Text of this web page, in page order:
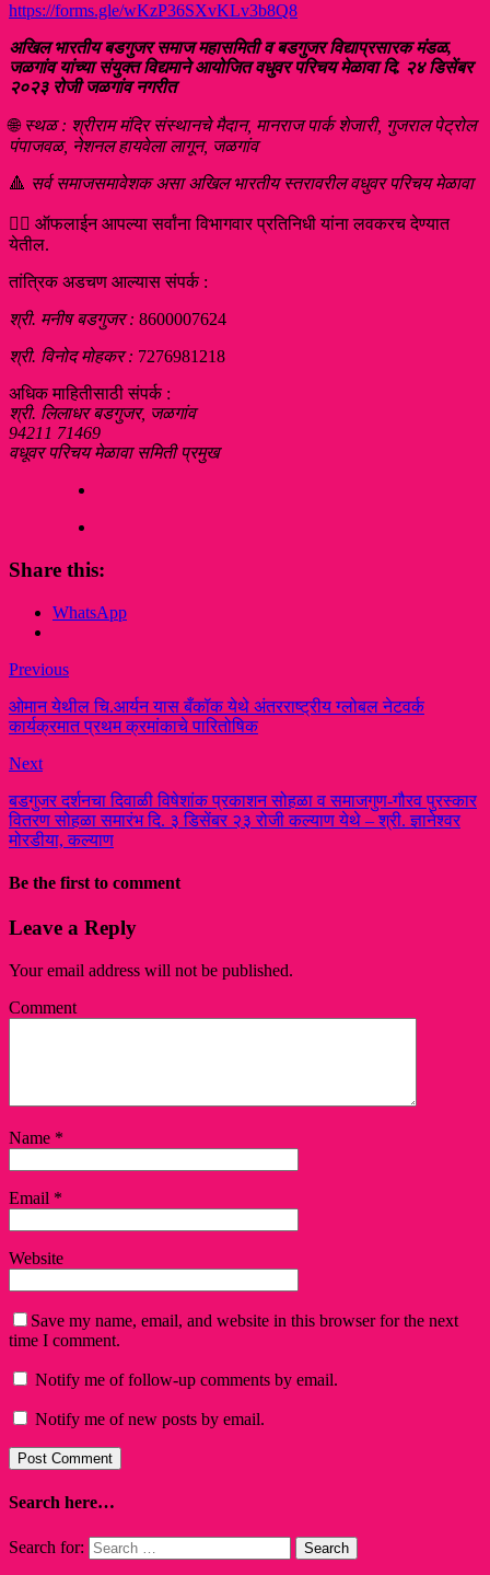
https://forms.gle/wKzP36SXvKLv3b8Q8
अखिल भारतीय बडगुजर समाज महासमिती व बडगुजर विद्याप्रसारक मंडळ,
जळगांव यांच्या संयुक्त विद्यमाने आयोजित वधुवर परिचय मेळावा दि. २४ डिसेंबर
२०२३ रोजी जळगांव नगरीत
🌐 स्थळ : श्रीराम मंदिर संस्थानचे मैदान, मानराज पार्क शेजारी, गुजराल पेट्रोल
पंपाजवळ, नेशनल हायवेला लागून, जळगांव
🔺 सर्व समाजसमावेशक असा अखिल भारतीय स्तरावरील वधुवर परिचय मेळावा
👉🏻 ऑफलाईन आपल्या सर्वांना विभागवार प्रतिनिधी यांना लवकरच देण्यात
येतील.
तांत्रिक अडचण आल्यास संपर्क :
श्री. मनीष बडगुजर : 8600007624
श्री. विनोद मोहकर : 7276981218
अधिक माहितीसाठी संपर्क :
श्री. लिलाधर बडगुजर, जळगांव
94211 71469
वधूवर परिचय मेळावा समिती प्रमुख
Share this:
WhatsApp
Previous
ओमान येथील चि.आर्यन यास बँकॉक येथे अंतरराष्ट्रीय ग्लोबल नेटवर्क
कार्यक्रमात प्रथम क्रमांकाचे पारितोषिक
Next
बडगुजर दर्शनचा दिवाळी विषेशांक प्रकाशन सोहळा व समाजगुण-गौरव पुरस्कार
वितरण सोहळा समारंभ दि. ३ डिसेंबर २३ रोजी कल्याण येथे – श्री. ज्ञानेश्वर
मोरडीया, कल्याण
Be the first to comment
Leave a Reply
Your email address will not be published.
Comment
Name *
Email *
Website
Save my name, email, and website in this browser for the next
time I comment.
Notify me of follow-up comments by email.
Notify me of new posts by email.
Search here…
Search for: